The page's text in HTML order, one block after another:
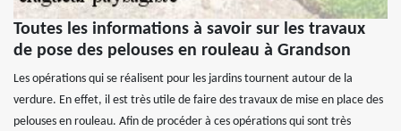
Toutes les informations à savoir sur les travaux
de pose des pelouses en rouleau à Grandson
Les opérations qui se réalisent pour les jardins tournent autour de la
verdure. En effet, il est très utile de faire des travaux de mise en place des
pelouses en rouleau. Afin de procéder à ces opérations qui sont très